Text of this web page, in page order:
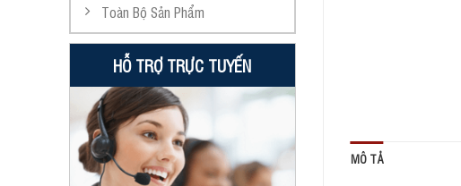
Toàn Bộ Sản Phẩm
HỖ TRỢ TRỰC TUYẾN
MÔ TẢ